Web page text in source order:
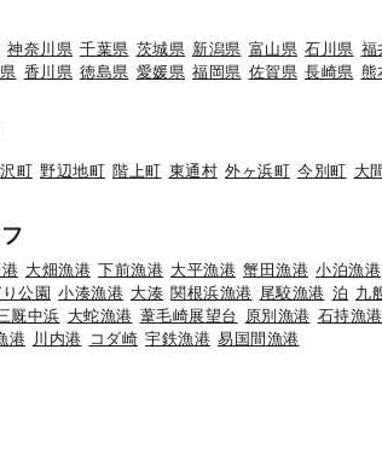
神奈川県 千葉県 茨城県 新潟県 富山県 石川県 福
香川県 徳島県 愛媛県 福岡県 佐賀県 長崎県 熊
町 野辺地町 階上町 東通村 外ヶ浜町 今別町 大
大畑漁港 下前漁港 大平漁港 蟹田漁港 小泊漁港
公園 小湊漁港 大湊 関根浜漁港 尾駮漁港 泊 九
厩中浜 大蛇漁港 葦毛崎展望台 原別漁港 石持漁港
港 川内港 コダ崎 宇鉄漁港 易国間漁港